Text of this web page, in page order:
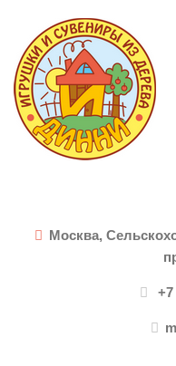
Москва,
+7